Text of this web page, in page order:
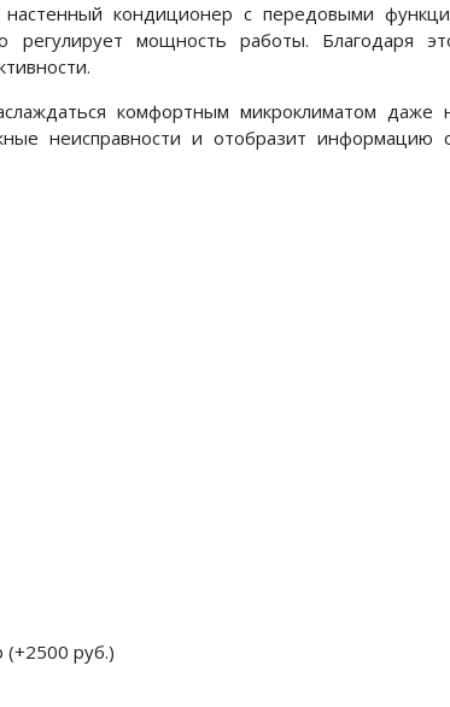
настенный кондиционер с передовыми
регулирует мощность работы. Благодаря
комфортным микроклиматом
неисправности и отобразит
(+2500 руб.)